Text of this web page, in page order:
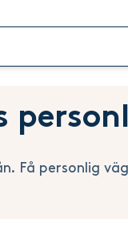
Få personlig